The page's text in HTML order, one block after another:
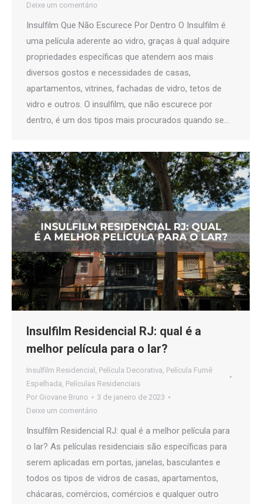
Deixe um comentário
Insulfilm Que Não Escurece Por Dentro O Insulfilm é
uma película aderente ao vidro, graças à qual adquire
propriedades específicas que atendem aos mais
diversos gostos e necessidades de casas,
apartamentos, vitrines, fachadas de vidro, tetos de
vidro e outros. O insulfilm, que não escurece por
dentro, é um dos tipos mais procurados quando se…
Insulfilm Residencial RJ: qual é a
melhor película para o lar?
Insulfilm Residencial , Película Decorativa, Película Fumê
Espelhada, Películas Residenciais
Por Giovane Bruno
3 de janeiro de 2023
Deixe um comentário
Insulfilm Residencial RJ: qual é a melhor película para
o lar? As películas residenciais são específicas para
serem aplicadas em portas, janelas, basculantes e
todos os tipos de vidros de casas, apartamentos,
chácaras, comércios, comércios e qualquer outro